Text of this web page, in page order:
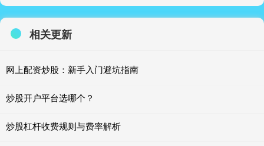
相关更新
网上配资炒股：新手入门避坑指南
炒股开户平台选哪个？
炒股杠杆收费规则与费率解析